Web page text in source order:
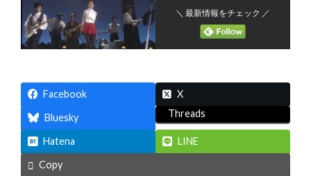
＼ 最新情報をチェック ／
Facebook
X
Bluesky
Threads
Hatena
LINE
Copy